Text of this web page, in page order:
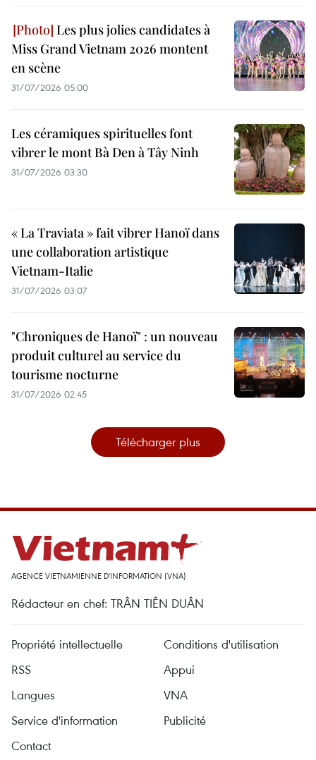
Les plus jolies candidates à
Miss Grand Vietnam 2026 montent
en scène
31/07/2026 05:00
Les céramiques spirituelles font
vibrer le mont Bà Den à Tây Ninh
31/07/2026 03:30
« La Traviata » fait vibrer Hanoï dans
une collaboration artistique
Vietnam-Italie
31/07/2026 03:07
"Chroniques de Hanoï" : un nouveau
produit culturel au service du
tourisme nocturne
31/07/2026 02:45
Télécharger plus
AGENCE VIETNAMIENNE D'INFORMATION (VNA)
Rédacteur en chef: TRÂN TIÊN DUÂN
Propriété intellectuelle
Conditions d'utilisation
RSS
Appui
Langues
VNA
Service d'information
Publicité
Contact